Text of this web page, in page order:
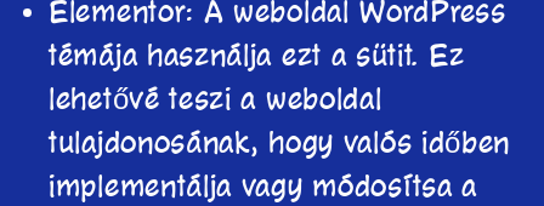
Elementor: A weboldal WordPress
témája használja ezt a sütit. Ez
lehetővé teszi a weboldal
tulajdonosának, hogy valós időben
implementálja vagy módosítsa a